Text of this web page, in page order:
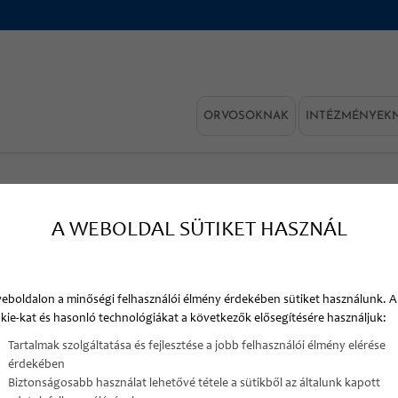
ORVOSOKNAK
a kapcsolatot, munkatársunk hamarosan
A WEBOLDAL SÜTIKET HASZNÁL
a minőségi felhasználói élmény érdekében sütiket használunk. A
kat és hasonló technológiákat a következők elősegítésére használjuk:
Tartalmak szolgáltatása és fejlesztése a jobb felhasználói élmény elérése
érdekében
Biztonságosabb használat lehetővé tétele a sütikből az általunk kapott